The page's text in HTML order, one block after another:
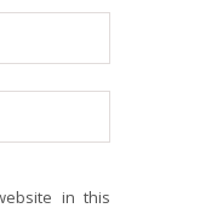
in this